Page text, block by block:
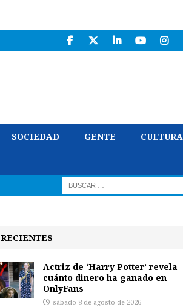
SOCIEDAD GENTE CULTURA
RECIENTES
Actriz de ‘Harry Potter’ revela
cuánto dinero ha ganado en
OnlyFans
sábado 8 de agosto de 2026